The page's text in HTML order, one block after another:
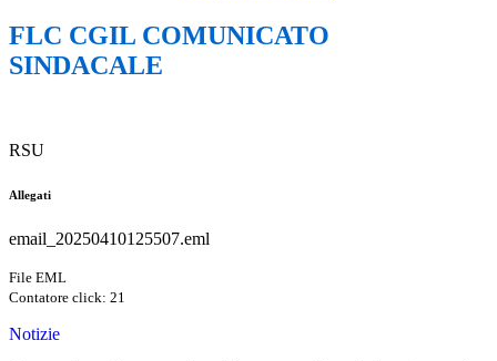
FLC CGIL COMUNICATO
SINDACALE
RSU
Allegati
email_20250410125507.eml
File EML
Contatore click: 21
Notizie